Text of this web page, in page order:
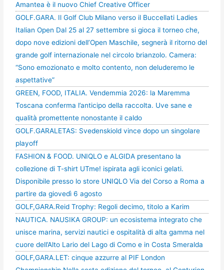
Amantea è il nuovo Chief Creative Officer
GOLF.GARA. Il Golf Club Milano verso il Buccellati Ladies
Italian Open Dal 25 al 27 settembre si gioca il torneo che,
dopo nove edizioni dell’Open Maschile, segnerà il ritorno del
grande golf internazionale nel circolo brianzolo. Camera:
“Sono emozionato e molto contento, non deluderemo le
aspettative”
GREEN, FOOD, ITALIA. Vendemmia 2026: la Maremma
Toscana conferma l’anticipo della raccolta. Uve sane e
qualità promettente nonostante il caldo
GOLF.GARALETAS: Svedenskiold vince dopo un singolare
playoff
FASHION & FOOD. UNIQLO e ALGIDA presentano la
collezione di T-shirt UTme! ispirata agli iconici gelati.
Disponibile presso lo store UNIQLO Via del Corso a Roma a
partire da giovedì 6 agosto
GOLF,GARA.Reid Trophy: Regoli decimo, titolo a Karim
NAUTICA. NAUSIKA GROUP: un ecosistema integrato che
unisce marina, servizi nautici e ospitalità di alta gamma nel
cuore dell’Alto Lario del Lago di Como e in Costa Smeralda
GOLF,GARA.LET: cinque azzurre al PIF London